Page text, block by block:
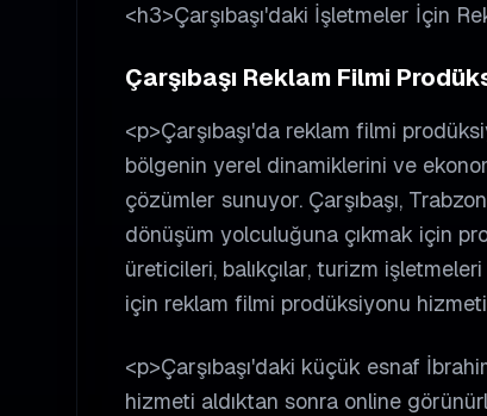
<h3>Çarşıbaşı'daki İşletmeler İçin
Çarşıbaşı Reklam Filmi
<p>Çarşıbaşı'da reklam filmi
bölgenin yerel dinamiklerini ve
çözümler sunuyor. Çarşıbaşı,
dönüşüm yolculuğuna çıkmak için
üreticileri, balıkçılar, turizm
için reklam filmi prodüksiyonu
<p>Çarşıbaşı'daki küçük esnaf
hizmeti aldıktan sonra online